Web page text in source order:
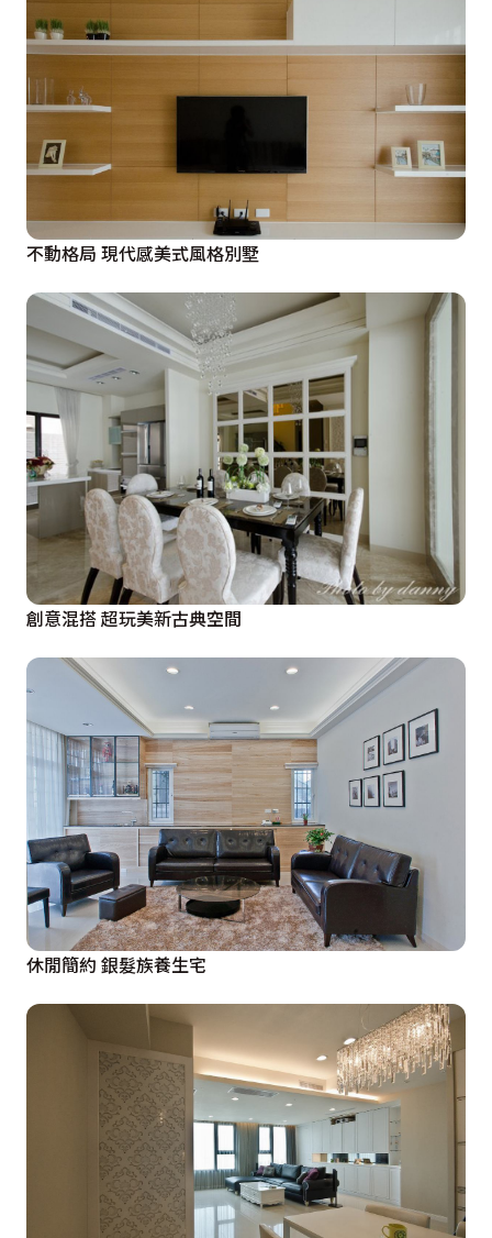
不動格局 現代感美式風格別墅
創意混搭 超玩美新古典空間
休閒簡約 銀髮族養生宅